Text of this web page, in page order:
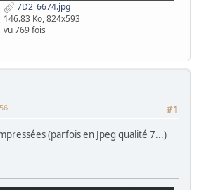
7D2_6674.jpg
146.83 Ko, 824x593
vu 769 fois
#1
(parfois en Jpeg qualité 7...)